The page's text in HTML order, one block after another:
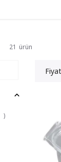
21 ürün
)